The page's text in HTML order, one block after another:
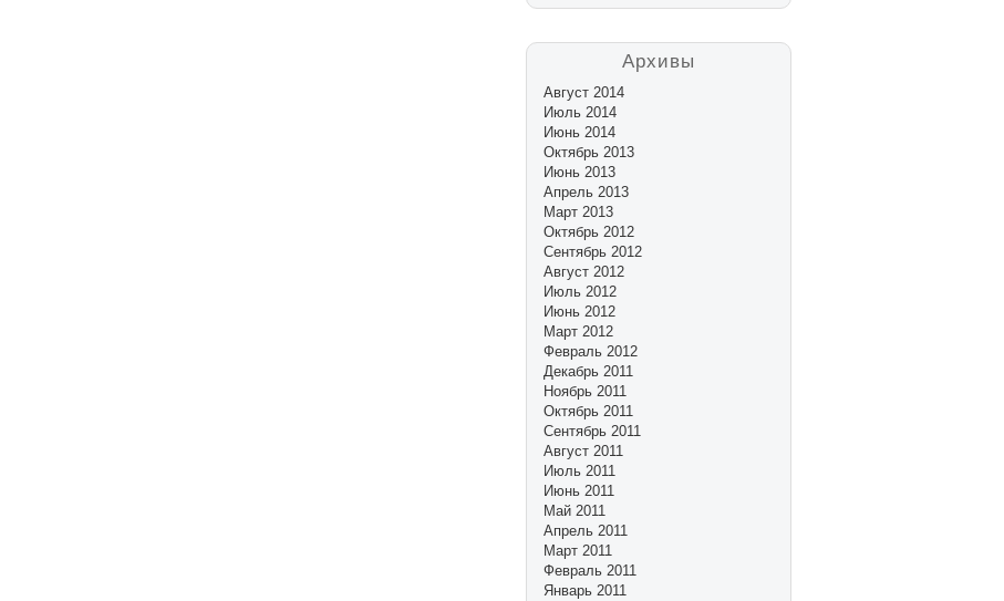
Архивы
Август 2014
Июль 2014
Июнь 2014
Октябрь 2013
Июнь 2013
Апрель 2013
Март 2013
Октябрь 2012
Сентябрь 2012
Август 2012
Июль 2012
Июнь 2012
Март 2012
Февраль 2012
Декабрь 2011
Ноябрь 2011
Октябрь 2011
Сентябрь 2011
Август 2011
Июль 2011
Июнь 2011
Май 2011
Апрель 2011
Март 2011
Февраль 2011
Январь 2011